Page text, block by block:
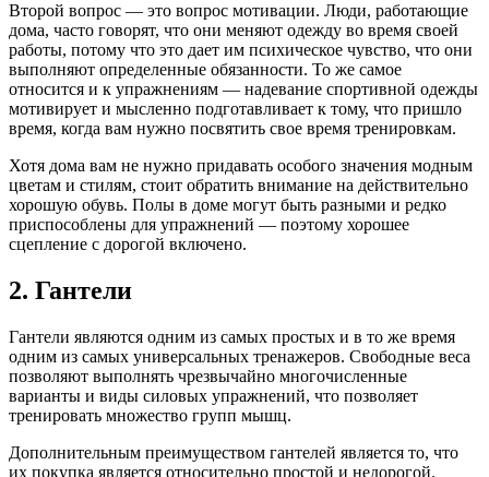
Второй вопрос — это вопрос мотивации. Люди, работающие
дома, часто говорят, что они меняют одежду во время своей
работы, потому что это дает им психическое чувство, что они
выполняют определенные обязанности. То же самое
относится и к упражнениям — надевание спортивной одежды
мотивирует и мысленно подготавливает к тому, что пришло
время, когда вам нужно посвятить свое время тренировкам.
Хотя дома вам не нужно придавать особого значения модным
цветам и стилям, стоит обратить внимание на действительно
хорошую обувь. Полы в доме могут быть разными и редко
приспособлены для упражнений — поэтому хорошее
сцепление с дорогой включено.
2. Гантели
Гантели являются одним из самых простых и в то же время
одним из самых универсальных тренажеров. Свободные веса
позволяют выполнять чрезвычайно многочисленные
варианты и виды силовых упражнений, что позволяет
тренировать множество групп мышц.
Дополнительным преимуществом гантелей является то, что
их покупка является относительно простой и недорогой.